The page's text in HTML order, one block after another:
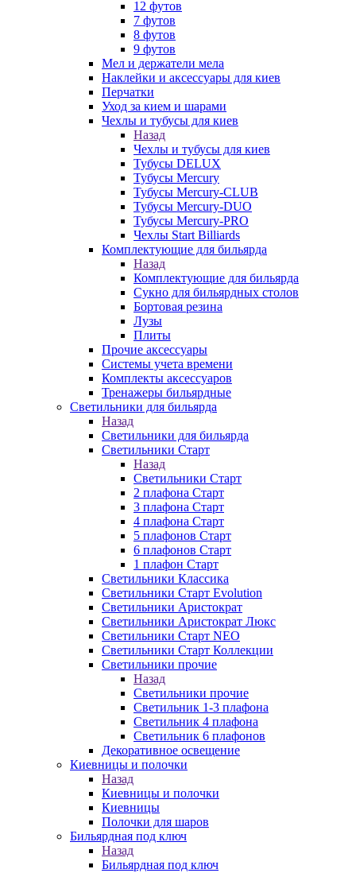
12 футов
7 футов
8 футов
9 футов
Мел и держатели мела
Наклейки и аксессуары для киев
Перчатки
Уход за кием и шарами
Чехлы и тубусы для киев
Назад
Чехлы и тубусы для киев
Тубусы DELUX
Тубусы Mercury
Тубусы Mercury-CLUB
Тубусы Mercury-DUO
Тубусы Mercury-PRO
Чехлы Start Billiards
Комплектующие для бильярда
Назад
Комплектующие для бильярда
Сукно для бильярдных столов
Бортовая резина
Лузы
Плиты
Прочие аксессуары
Системы учета времени
Комплекты аксессуаров
Тренажеры бильярдные
Светильники для бильярда
Назад
Светильники для бильярда
Светильники Старт
Назад
Светильники Старт
2 плафона Старт
3 плафона Старт
4 плафона Старт
5 плафонов Старт
6 плафонов Старт
1 плафон Старт
Светильники Классика
Светильники Старт Evolution
Светильники Аристократ
Светильники Аристократ Люкс
Светильники Старт NEO
Светильники Старт Коллекции
Светильники прочие
Назад
Светильники прочие
Светильник 1-3 плафона
Светильник 4 плафона
Светильник 6 плафонов
Декоративное освещение
Киевницы и полочки
Назад
Киевницы и полочки
Киевницы
Полочки для шаров
Бильярдная под ключ
Назад
Бильярдная под ключ